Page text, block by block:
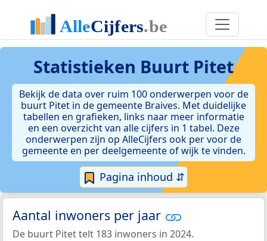
Statistieken Buurt Pitet
Bekijk de data over ruim 100 onderwerpen voor de
buurt Pitet in de gemeente Braives. Met duidelijke
tabellen en grafieken, links naar meer informatie
en een overzicht van alle cijfers in 1 tabel. Deze
onderwerpen zijn op AlleCijfers ook per voor de
gemeente en per deelgemeente of wijk te vinden.
Pagina inhoud ⇵
Aantal inwoners per jaar
De buurt Pitet telt 183 inwoners in 2024.